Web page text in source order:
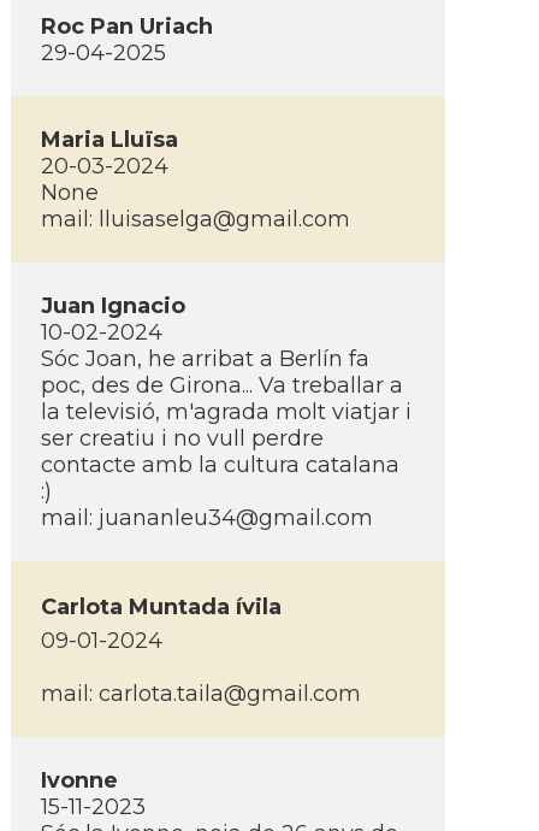
Roc Pan Uriach
29-04-2025
Maria Lluïsa
20-03-2024
None
mail:
lluisaselga@gmail.com
Juan Ignacio
10-02-2024
Sóc Joan, he arribat a Berlí­n fa
poc, des de Girona... Va treballar a
la televisió, m'agrada molt viatjar i
ser creatiu i no vull perdre
contacte amb la cultura catalana
:)
mail: juananleu34@gmail.com
Carlota Muntada ívila
09-01-2024
mail: carlota.taila@gmail.com
Ivonne
15-11-2023